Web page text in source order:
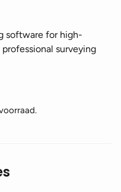
software for high-
surveying